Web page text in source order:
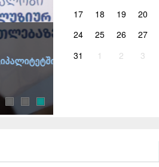
17
18 19 20
24
25 26 27
31
1 2 3